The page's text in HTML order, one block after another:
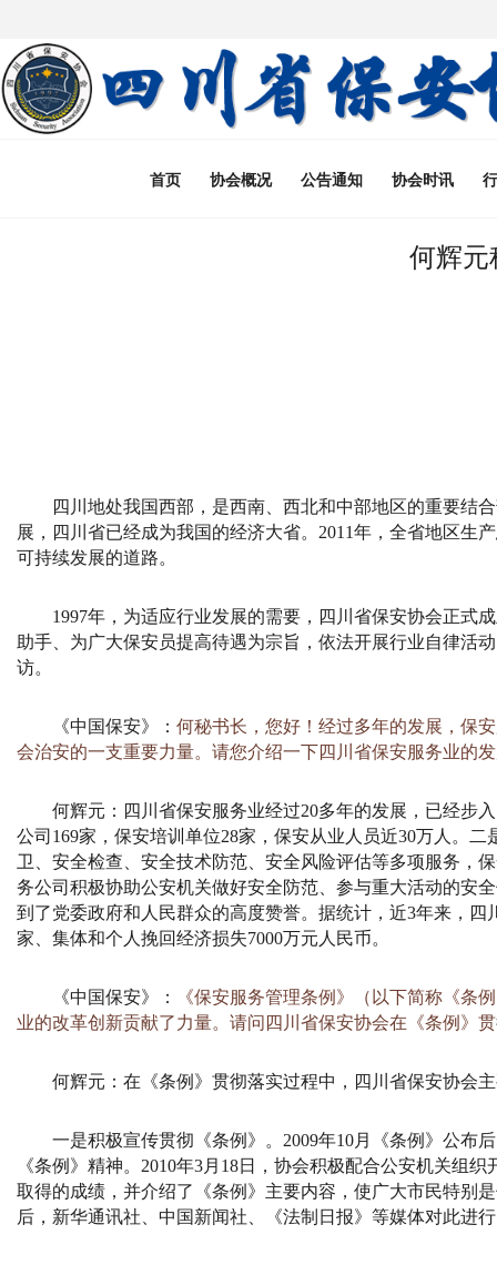
首页 协会概况 公告通知 协会时讯
何辉元
四川地处我国西部，是西南、西北和中部地区的重要结
展，四川省已经成为我国的经济大省。 2011年，全省地区生
可持续发展的道路。
1997年，为适应行业发展的需要，四川省保安协会正式
助手、为广大保安员提高待遇为宗旨，依法开展行业自律活
访。
《中国保安》： 何秘书长，您好！经过多年的发展，保
会治安的一支重要力量。请您介绍一下四川省保安服务业的
何辉元： 四川省保安服务业经过20多年的发展，已经步
公司 169家，保安培训单位28家，保安从业人员近30万人。二
卫、安全检查、安全技术防范、安全风险评估等多项服务，
务公司积极协助公安机关做好安全防范、参与重大活动的安
到了党委政府和人民群众的高度赞誉。据统计，近3年来，四
家、集体和个人挽回经济损失7000万元人民币。
《中国保安》：
《保安服务管理条例》（以下简称《条
业的改革创新贡献了力量。请问四川省保安协会在《条例》
何辉元： 在《条例》贯彻落实过程中，四川省保安协会
一是积极宣传贯彻《条例》。 2009年10月《条例》公布
《条例》精神。 2010年3月 18日，协会积极配合公安机关组
取得的成绩，并介绍了《条例》主要内容，使广大市民特别
后，新华通讯社、中国新闻社、《法制日报》等媒体对此进